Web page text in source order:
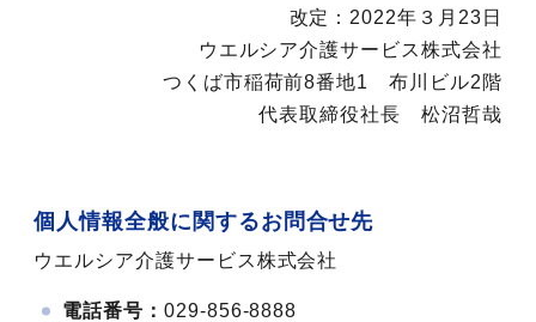
改定：2022年３月23日
ウエルシア介護サービス株式会社
つくば市稲荷前8番地1 布川ビル2階
代表取締役社長 松沼哲哉
個人情報全般に関するお問合せ先
ウエルシア介護サービス株式会社
電話番号： 029-856-8888